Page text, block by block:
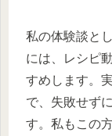
私の体験談と
には、レシピ
すめします。
で、失敗せず
す。私もこの